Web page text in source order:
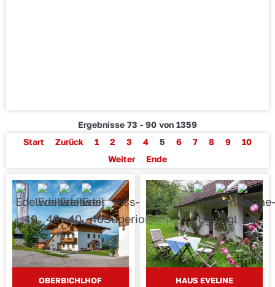
Ergebnisse 73 - 90 von 1359
Start
Zurück 1 2 3 4 5 6 7 8 9
10
Weiter
Ende
OBERBICHLHOF HAUS EVELINE